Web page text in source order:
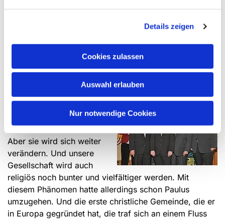
Details zeigen
Cookies zulassen
Auswahl erlauben
Nur notwendige Cookies
herum entwickelt. Und nie sind alle in einer Gemeinde
lange nicht, dass es ihnen nicht dennoch wichtig ist,
Wir wissen nicht genau, wie
die Gestalt unserer Kirche in
Aber sie wird sich weiter
verändern. Und unsere
Gesellschaft wird auch
religiös noch bunter und vielfältiger werden. Mit
diesem Phänomen hatte allerdings schon Paulus
umzugehen. Und die erste christliche Gemeinde, die er
in Europa gegründet hat, die traf sich an einem Fluss